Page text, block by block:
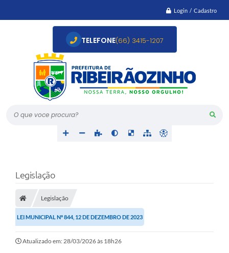
Login / Cadastro
O que voce procura?
TELEFONE(66) 3415-1207
Legislação
Legislação
LEI MUNICIPAL Nº 844, 12 DE DEZEMBRO DE 2023
Atualizado em: 28/03/2026 às 18h26